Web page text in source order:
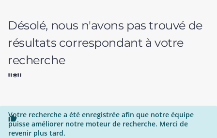
Désolé, nous n'avons pas trouvé de
résultats correspondant à votre
recherche
"*"

Votre recherche a été enregistrée afin que notre équipe
puisse améliorer notre moteur de recherche. Merci de
revenir plus tard.